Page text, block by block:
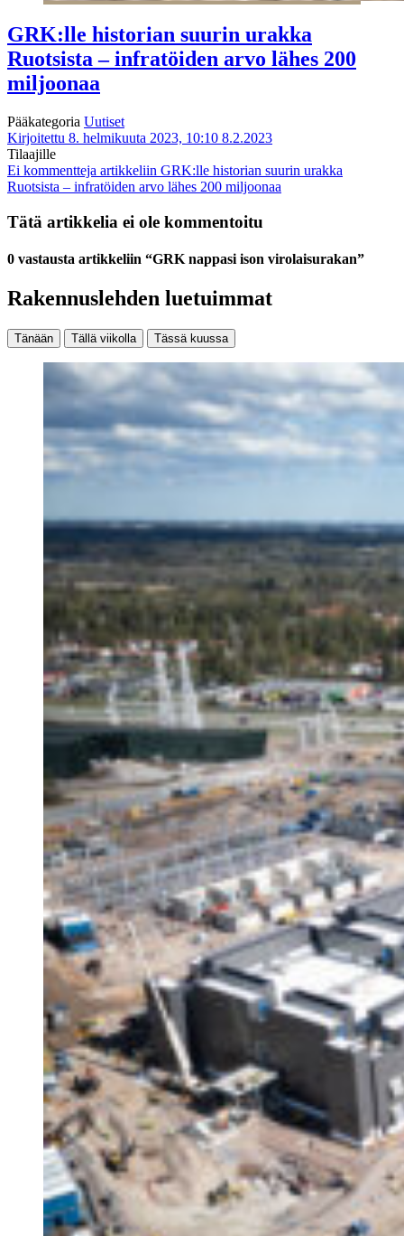
GRK:lle historian suurin urakka
Ruotsista – infratöiden arvo lähes 200
miljoonaa
Pääkategoria Uutiset
Kirjoitettu 8. helmikuuta 2023, 10:10 8.2.2023
Tilaajille
Ei kommentteja artikkeliin GRK:lle historian suurin urakka
Ruotsista – infratöiden arvo lähes 200 miljoonaa
Tätä artikkelia ei ole kommentoitu
0 vastausta artikkeliin “GRK nappasi ison virolaisurakan”
Rakennuslehden luetuimmat
Tänään Tällä viikolla Tässä kuussa